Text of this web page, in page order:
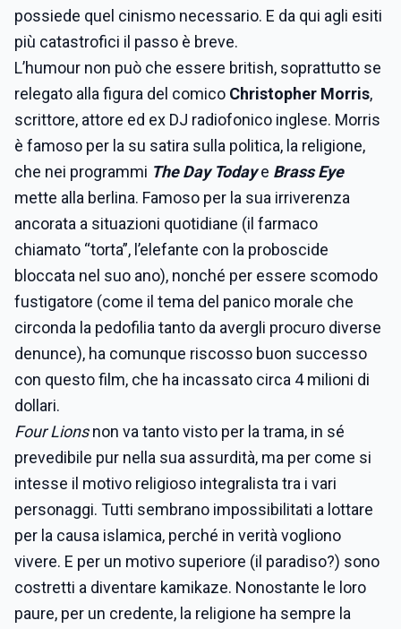
possiede quel cinismo necessario. E da qui agli esiti
più catastrofici il passo è breve.
L’humour non può che essere british, soprattutto se
relegato alla figura del comico Christopher Morris,
scrittore, attore ed ex DJ radiofonico inglese. Morris
è famoso per la su satira sulla politica, la religione,
che nei programmi The Day Todaye Brass Eye
mette alla berlina. Famoso per la sua irriverenza
ancorata a situazioni quotidiane (il farmaco
chiamato “torta”, l’elefante con la proboscide
bloccata nel suo ano), nonché per essere scomodo
fustigatore (come il tema del panico morale che
circonda la pedofilia tanto da avergli procuro diverse
denunce), ha comunque riscosso buon successo
con questo film, che ha incassato circa 4 milioni di
dollari.
Four Lionsnon va tanto visto per la trama, in sé
prevedibile pur nella sua assurdità, ma per come si
intesse il motivo religioso integralista tra i vari
personaggi. Tutti sembrano impossibilitati a lottare
per la causa islamica, perché in verità vogliono
vivere. E per un motivo superiore (il paradiso?) sono
costretti a diventare kamikaze. Nonostante le loro
paure, per un credente, la religione ha sempre la